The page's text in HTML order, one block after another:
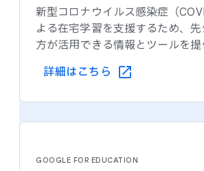
新型コロナウイルス感染症​（
よる​在宅学習を​支援する​ため、​
方が​活用できる​情報と​ツールを​提
詳細は​こちら
GOOGLE FOR EDUCATION